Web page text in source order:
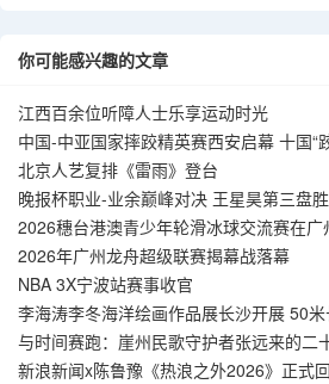
你可能感兴趣的文章
江西百余位听障人士乐享运动时光
中国-中亚国家摔跤精英赛西安启幕 十国“
北京人艺复排《雷雨》登台
晚报杯职业-业余巅峰对决 王星昊第三盘
2026穗台港澳青少年轮滑冰球交流赛在广
2026年广州龙舟超级联赛揭幕战落幕
NBA 3X宁波站赛事收官
李海涛李冬海洋绘画作品展长沙开展 50
与时间赛跑：崖州民歌守护者张远来的二
新浪新闻x陈鲁豫《热浪之外2026》正式